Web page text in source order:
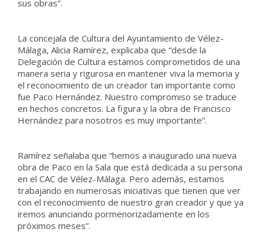
sus obras”.
La concejala de Cultura del Ayuntamiento de Vélez-
Málaga, Alicia Ramírez, explicaba que “desde la
Delegación de Cultura estamos comprometidos de una
manera seria y rigurosa en mantener viva la memoria y
el reconocimiento de un creador tan importante como
fue Paco Hernández. Nuestro compromiso se traduce
en hechos concretos. La figura y la obra de Francisco
Hernández para nosotros es muy importante”.
Ramírez señalaba que “hemos a inaugurado una nueva
obra de Paco en la Sala que está dedicada a su persona
en el CAC de Vélez-Málaga. Pero además, estamos
trabajando en numerosas iniciativas que tienen que ver
con el reconocimiento de nuestro gran creador y que ya
iremos anunciando pormenorizadamente en los
próximos meses”.